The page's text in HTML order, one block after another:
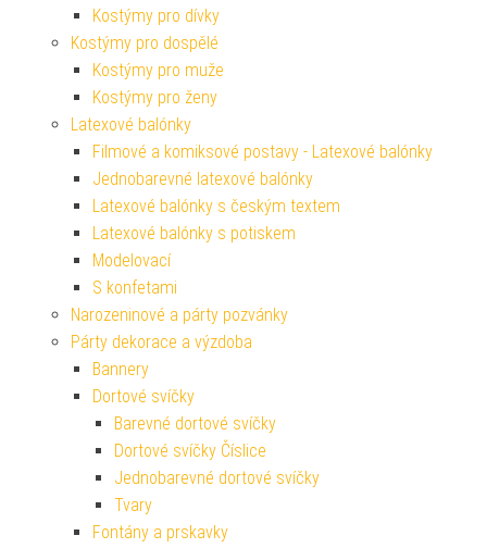
Kostýmy pro dívky
Kostýmy pro dospělé
Kostýmy pro muže
Kostýmy pro ženy
Latexové balónky
Filmové a komiksové postavy - Latexové balónky
Jednobarevné latexové balónky
Latexové balónky s českým textem
Latexové balónky s potiskem
Modelovací
S konfetami
Narozeninové a párty pozvánky
Párty dekorace a výzdoba
Bannery
Dortové svíčky
Barevné dortové svíčky
Dortové svíčky Číslice
Jednobarevné dortové svíčky
Tvary
Fontány a prskavky